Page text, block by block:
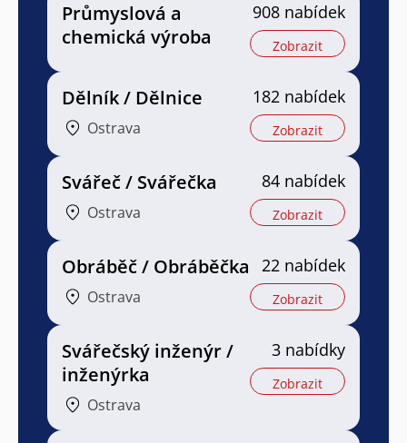
Průmyslová a
chemická výroba
908 nabídek
Zobrazit
Dělník / Dělnice
Ostrava
182 nabídek
Zobrazit
Svářeč / Svářečka
Ostrava
84 nabídek
Zobrazit
Obráběč / Obráběčka
Ostrava
22 nabídek
Zobrazit
Svářečský inženýr /
inženýrka
Ostrava
3 nabídky
Zobrazit